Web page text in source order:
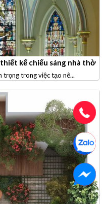
kế chiếu sáng nhà thờ
trọng trong việc tạo nê...